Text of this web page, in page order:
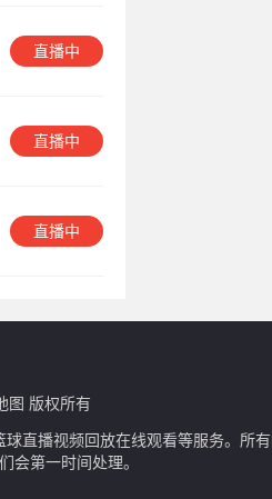
直播中
直播中
直播中
图 版权所有
直播视频回放在线观看等服务。所
会第一时间处理。